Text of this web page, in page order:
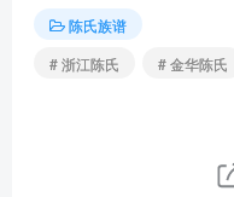
陈氏族谱
# 浙江陈氏
# 金华陈氏